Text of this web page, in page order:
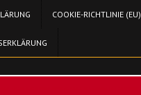
COOKIE-RICHTLINIE (EU)